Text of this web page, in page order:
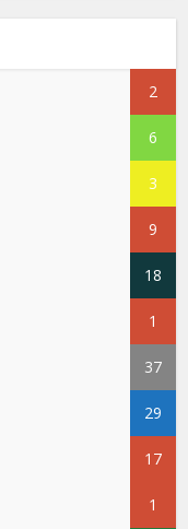
2
6
3
9
18
1
37
29
17
1